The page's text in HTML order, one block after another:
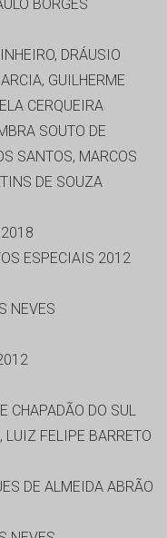
BORGES
DRÁUSIO
GUILHERME
CERQUEIRA
SOUTO DE
SANTOS, MARCOS
DE SOUZA
ESPECIAIS 2012
NEVES
CHAPADÃO DO SUL
LUIZ FELIPE BARRETO
DE ALMEIDA ABRÃO